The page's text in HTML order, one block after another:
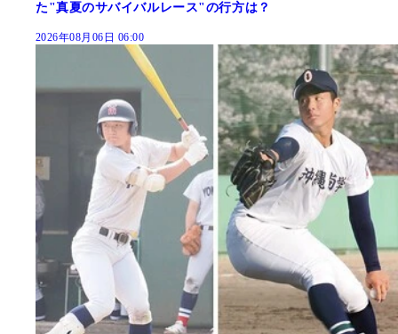
た"真夏のサバイバルレース"の行方は？
2026年08月06日 06:00